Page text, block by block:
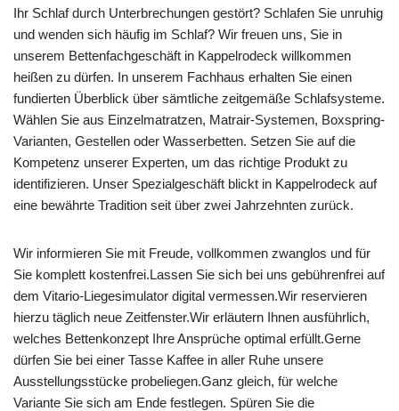
Ihr Schlaf durch Unterbrechungen gestört? Schlafen Sie unruhig
und wenden sich häufig im Schlaf? Wir freuen uns, Sie in
unserem Bettenfachgeschäft in Kappelrodeck willkommen
heißen zu dürfen. In unserem Fachhaus erhalten Sie einen
fundierten Überblick über sämtliche zeitgemäße Schlafsysteme.
Wählen Sie aus Einzelmatratzen, Matrair-Systemen, Boxspring-
Varianten, Gestellen oder Wasserbetten. Setzen Sie auf die
Kompetenz unserer Experten, um das richtige Produkt zu
identifizieren. Unser Spezialgeschäft blickt in Kappelrodeck auf
eine bewährte Tradition seit über zwei Jahrzehnten zurück.
Wir informieren Sie mit Freude, vollkommen zwanglos und für
Sie komplett kostenfrei.Lassen Sie sich bei uns gebührenfrei auf
dem Vitario-Liegesimulator digital vermessen.Wir reservieren
hierzu täglich neue Zeitfenster.Wir erläutern Ihnen ausführlich,
welches Bettenkonzept Ihre Ansprüche optimal erfüllt.Gerne
dürfen Sie bei einer Tasse Kaffee in aller Ruhe unsere
Ausstellungsstücke probeliegen.Ganz gleich, für welche
Variante Sie sich am Ende festlegen. Spüren Sie die